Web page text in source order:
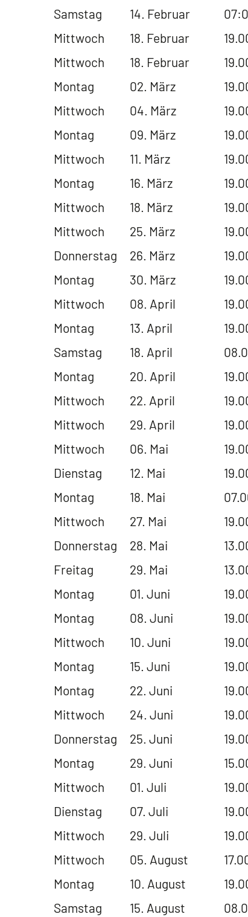
Samstag
14. Februar
Mittwoch
18. Februar
Mittwoch
18. Februar
Montag
02. März
Mittwoch
04. März
Montag
09. März
Mittwoch
11. März
Montag
16. März
Mittwoch
18. März
Mittwoch
25. März
Donnerstag
26. März
Montag
30. März
Mittwoch
08. April
Montag
13. April
Samstag
18. April
Montag
20. April
Mittwoch
22. April
Mittwoch
29. April
Mittwoch
06. Mai
Dienstag
12. Mai
Montag
18. Mai
Mittwoch
27. Mai
Donnerstag
28. Mai
Freitag
29. Mai
Montag
01. Juni
Montag
08. Juni
Mittwoch
10. Juni
Montag
15. Juni
Montag
22. Juni
Mittwoch
24. Juni
Donnerstag
25. Juni
Montag
29. Juni
Mittwoch
01. Juli
Dienstag
07. Juli
Mittwoch
29. Juli
Mittwoch
05. August
Montag
10. August
Samstag
15. August